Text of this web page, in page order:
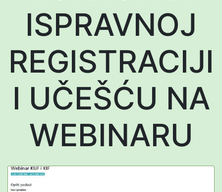
ISPRAVNOJ
REGISTRACIJI
I UČEŠĆU NA
WEBINARU